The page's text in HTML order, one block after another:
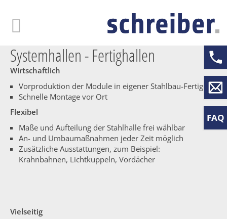
main
content
Systemhallen - Fertighallen
Wirtschaftlich
Vorproduktion der Module in eigener Stahlbau-Fertigung
Schnelle Montage vor Ort
Flexibel
Maße und Aufteilung der Stahlhalle frei wählbar
An- und Umbaumaßnahmen jeder Zeit möglich
Zusätzliche Ausstattungen, zum Beispiel:
Krahnbahnen, Lichtkuppeln, Vordächer
Vielseitig
FAQ